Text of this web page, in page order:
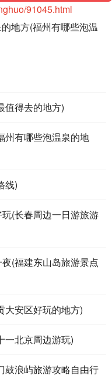
91045.html
地方(福州有哪些泡温
值得去的地方)
州有哪些泡温泉的地
线)
(长春周边一日游旅游
(福建东山岛旅游景点
大安区好玩的地方)
一北京周边游玩)
鼓浪屿旅游攻略自由行